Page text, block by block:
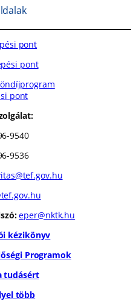
pont
pont
pont
9540
9536
eper@nktk.hu
kézikönyv
Programok
tudásért
több